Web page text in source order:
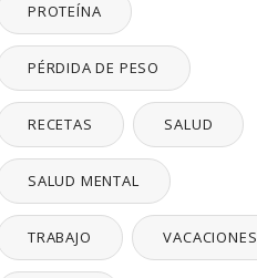
PROTEÍNA
PÉRDIDA DE PESO
RECETAS SALUD
SALUD MENTAL
TRABAJO VACACIONES